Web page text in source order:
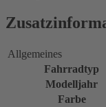
Allgemeines
Fahrradtyp
Modelljahr
Farbe